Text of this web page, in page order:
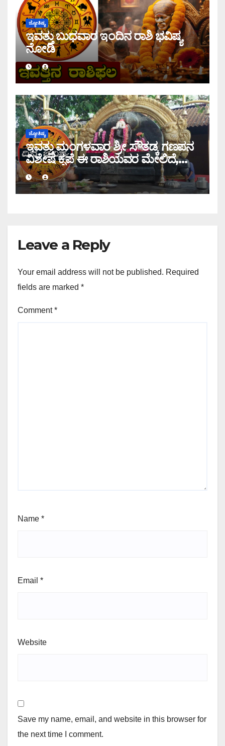
ಜ್ಯೋತಿಷ್ಯ
ಇವತ್ತು ಬುಧವಾರ ಇಂದಿನ ರಾಶಿ ಭವಿಷ್ಯ
ನೋಡಿ
ಜ್ಯೋತಿಷ್ಯ
ಇವತ್ತು ಮಂಗಳವಾರ ಶ್ರೀ ಸೌತಡ್ಕ ಗಣಪನ
ವಿಶೇಷ ಕೃಪೆ ಈ ರಾಶಿಯವರ ಮೇಲಿದೆ,
ಇಂದಿನ ರಾಶಿ ಭವಿಷ್ಯ ತಿಳಿಯಿರಿ
Leave a Reply
Your email address will not be published. Required
fields are marked *
Comment*
Name *
Email *
Website
Save my name, email, and website in this browser for
the next time I comment.